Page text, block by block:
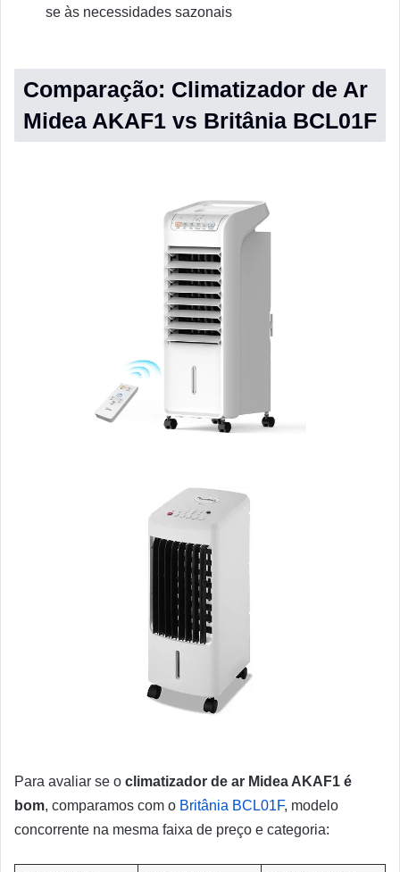
se às necessidades sazonais
Comparação: Climatizador de Ar
Midea AKAF1 vs Britânia BCL01F
Para avaliar se o climatizador de ar Midea AKAF1 é
bom, comparamos com o Britânia BCL01F, modelo
concorrente na mesma faixa de preço e categoria: